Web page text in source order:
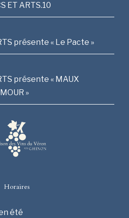
ET ARTS.10
présente « Le Pacte »
présente « MAUX
»
Horaires
été